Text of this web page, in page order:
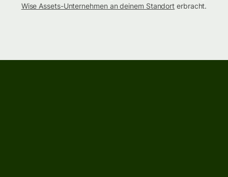
Wise Assets-Unternehmen an deinem Standort erbracht.